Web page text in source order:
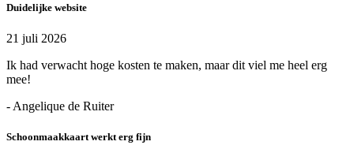
Duidelijke website
21 juli 2026
Ik had verwacht hoge kosten te maken, maar dit viel me heel erg
mee!
- Angelique de Ruiter
Schoonmaakkaart werkt erg fijn